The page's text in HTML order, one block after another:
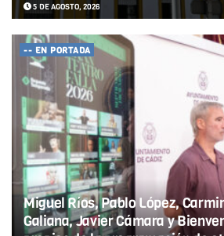
5 DE AGOSTO, 2026
-- EN PORTADA
Miguel Ríos, Pablo López,
Galiana, Javier Cámara y